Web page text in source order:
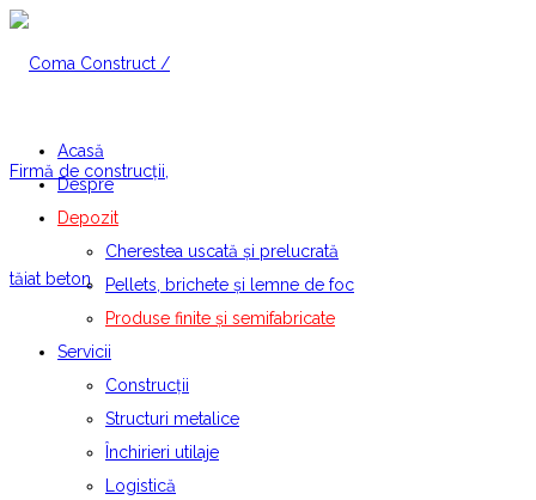
Acasă
Despre
Depozit
Cherestea uscată şi prelucrată
Pellets, brichete și lemne de foc
Produse finite şi semifabricate
Servicii
Construcții
Structuri metalice
Închirieri utilaje
Logistică